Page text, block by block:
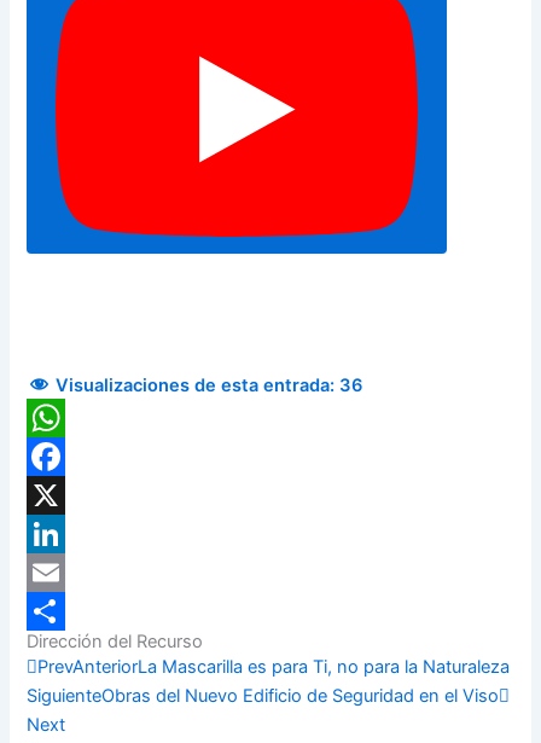
Visualizaciones de esta entrada: 36
WhatsApp
Facebook
X
LinkedIn
Email
Compartir
Dirección del Recurso
PrevAnteriorLa Mascarilla es para Ti, no para la Naturaleza
SiguienteObras del Nuevo Edificio de Seguridad en el Viso
Next